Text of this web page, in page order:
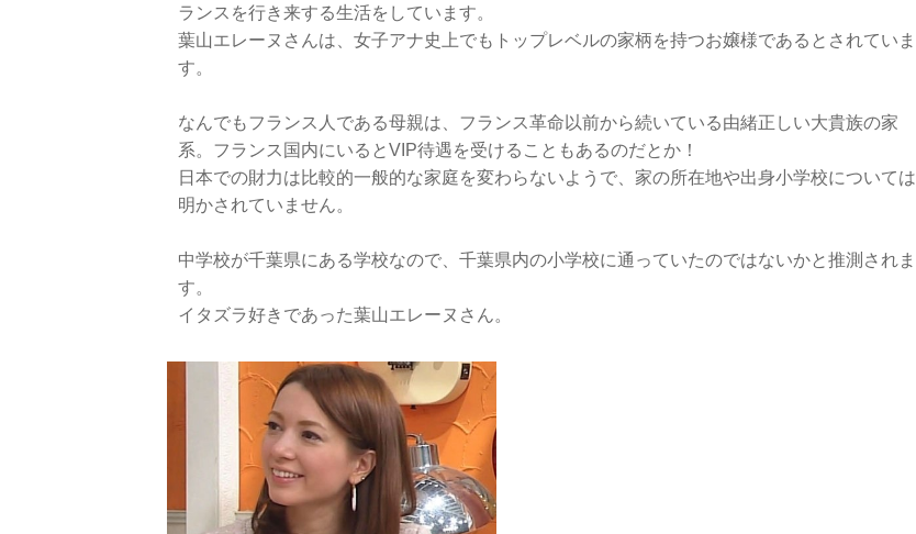
ランスを行き来する生活をしています。
葉山エレーヌさんは、女子アナ史上でもトップレベルの家柄を持つお嬢様であるとされていま
す。
なんでもフランス人である母親は、フランス革命以前から続いている由緒正しい大貴族の家
系。フランス国内にいるとVIP待遇を受けることもあるのだとか！
日本での財力は比較的一般的な家庭を変わらないようで、家の所在地や出身小学校については
明かされていません。
中学校が千葉県にある学校なので、千葉県内の小学校に通っていたのではないかと推測されま
す。
イタズラ好きであった葉山エレーヌさん。